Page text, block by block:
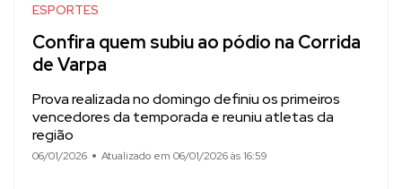
ESPORTES
Confira quem subiu ao pódio na Corrida
de Varpa
Prova realizada no domingo definiu os primeiros
vencedores da temporada e reuniu atletas da
região
06/01/2026 Atualizado em 06/01/2026 às 16:59